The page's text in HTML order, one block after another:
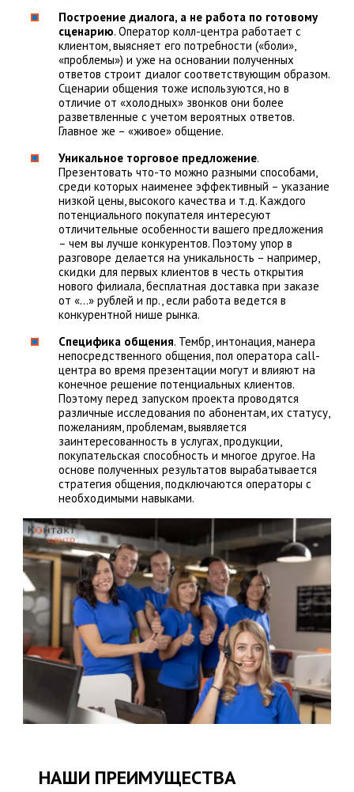
Построение диалога, а не работа по готовому
сценарию. Оператор колл-центра работает с
клиентом, выясняет его потребности («боли»,
«проблемы») и уже на основании полученных
ответов строит диалог соответствующим образом.
Сценарии общения тоже используются, но в
отличие от «холодных» звонков они более
разветвленные с учетом вероятных ответов.
Главное же – «живое» общение.
Уникальное торговое предложение.
Презентовать что-то можно разными способами,
среди которых наименее эффективный – указание
низкой цены, высокого качества и т.д. Каждого
потенциального покупателя интересуют
отличительные особенности вашего предложения
– чем вы лучше конкурентов. Поэтому упор в
разговоре делается на уникальность – например,
скидки для первых клиентов в честь открытия
нового филиала, бесплатная доставка при заказе
от «…» рублей и пр., если работа ведется в
конкурентной нише рынка.
Специфика общения. Тембр, интонация, манера
непосредственного общения, пол оператора call-
центра во время презентации могут и влияют на
конечное решение потенциальных клиентов.
Поэтому перед запуском проекта проводятся
различные исследования по абонентам, их статусу,
пожеланиям, проблемам, выявляется
заинтересованность в услугах, продукции,
покупательская способность и многое другое. На
основе полученных результатов вырабатывается
стратегия общения, подключаются операторы с
необходимыми навыками.
НАШИ ПРЕИМУЩЕСТВА